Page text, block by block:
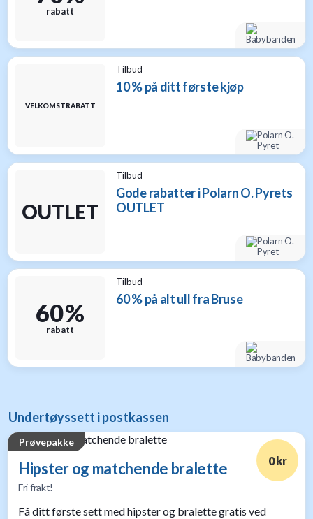
rabatt
VELKOMSTRABATT
Tilbud
10 % på ditt første kjøp
OUTLET
Tilbud
Gode rabatter i Polarn O. Pyrets
OUTLET
60 %
rabatt
Tilbud
60 % på alt ull fra Bruse
Undertøyssett i postkassen
Prøvepakke
Hipster og matchende bralette
Fri frakt!
0 kr
Få ditt første sett med hipster og bralette gratis ved